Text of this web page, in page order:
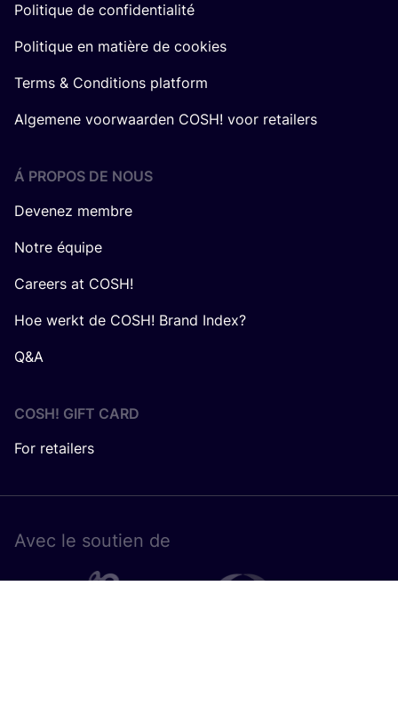
Politique de confidentialité
Politique en matière de cookies
Terms & Conditions platform
Algemene voorwaarden COSH! voor retailers
Á PROPOS DE NOUS
Devenez membre
Notre équipe
Careers at COSH!
Hoe werkt de COSH! Brand Index?
Q&A
COSH! GIFT CARD
For retailers
Avec le sou­tien de